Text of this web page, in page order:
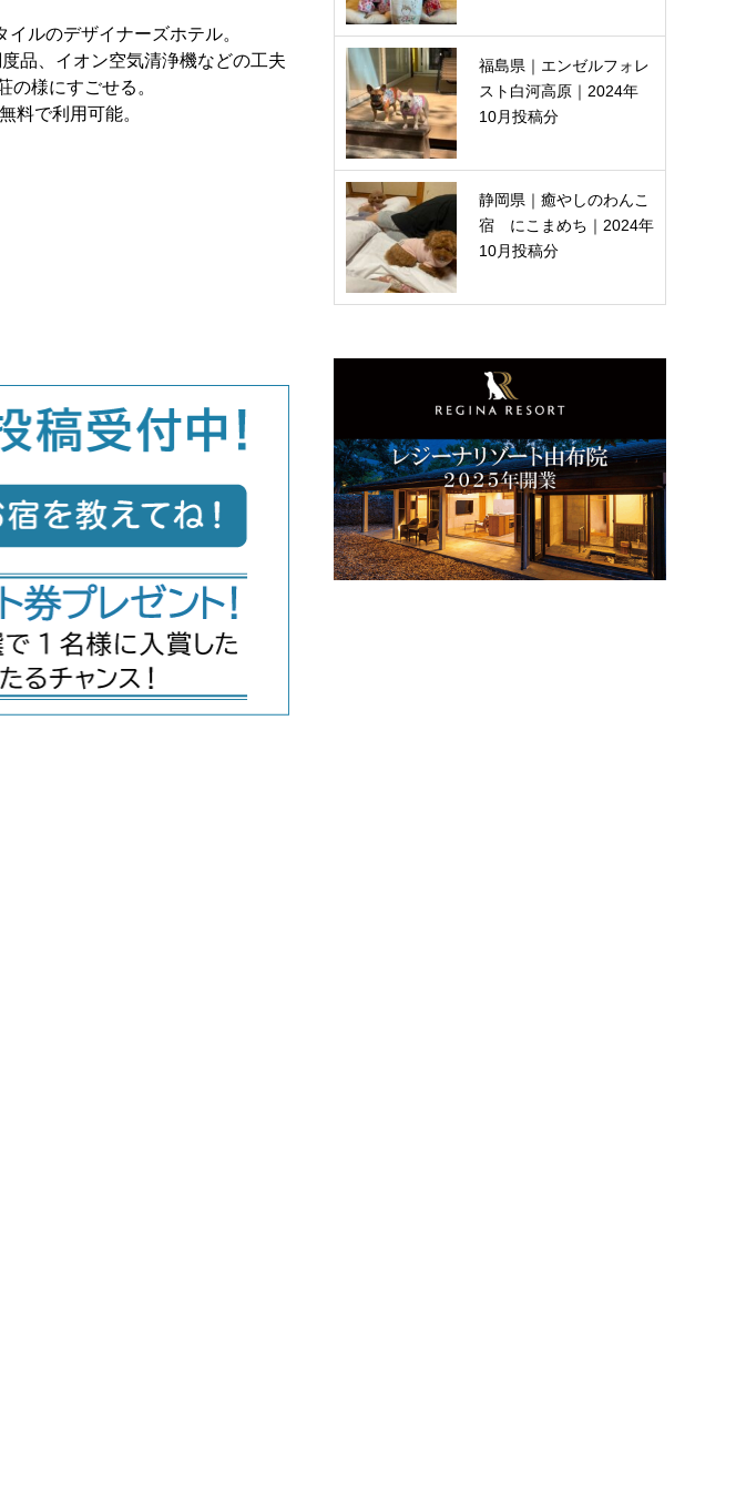
ルのデザイナーズホテル。
品、イオン空気清浄機などの工夫
様にすごせる。
料で利用可能。
福島県｜エンゼルフォレ
スト白河高原｜2024年
10月投稿分
静岡県｜癒やしのわんこ
宿 にこまめち｜2024年
10月投稿分